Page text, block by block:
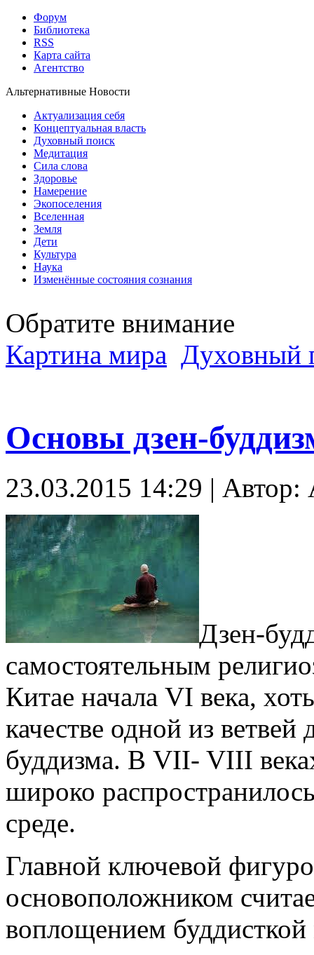
Форум
Библиотека
RSS
Карта сайта
Агентство
Альтернативные Новости
Актуализация себя
Концептуальная власть
Духовный поиск
Медитация
Сила слова
Здоровье
Намерение
Экопоселения
Вселенная
Земля
Дети
Культура
Наука
Изменённые состояния сознания
Обратите внимание
Картина мира Духовный
Основы дзен-
23.03.2015 14:29 | Автор:
Дзен-
самостоятельным
Китае начала VI века,
качестве одной из
буддизма. В VII- VIII
широко
среде.
Главной ключевой
основоположником
воплощением